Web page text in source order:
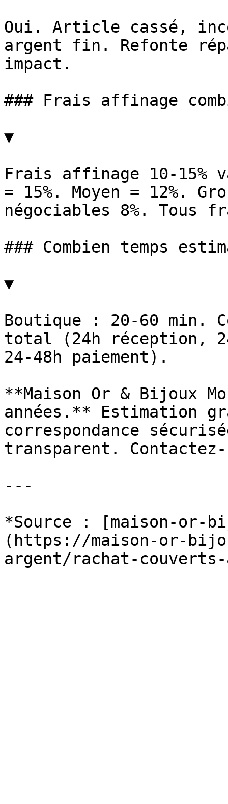
Oui. Article cassé,
argent fin. Refonte
impact.
### Frais affinage
▼
Frais affinage 10-
= 15%. Moyen = 12%.
négociables 8%.
### Combien temps
▼
Boutique : 20-60 min.
total (24h réception,
24-48h paiement).
**Maison Or & Bijoux
années.** Estimation
correspondance
transparent.
---
*Source : [maison-or-
(https://maison-or-